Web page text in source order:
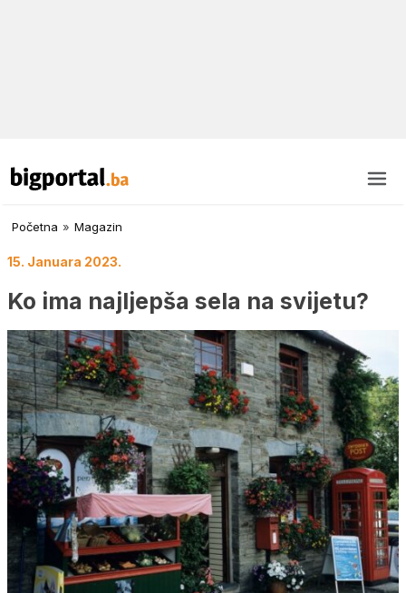
Početna » Magazin
15. Januara 2023.
Ko ima najljepša sela na svijetu?